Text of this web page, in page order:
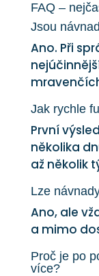
FAQ –
Jsou
Ano. Při
Jak rychle
První
několika
až několik
Lze
Ano, ale
a mimo
Proč je po
více?